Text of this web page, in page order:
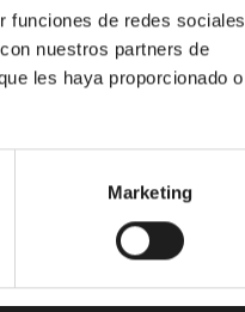
funciones de redes sociales
nuestros partners de
les haya proporcionado o
Marketing